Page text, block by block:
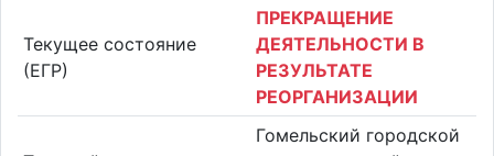
Текущее состояние
(ЕГР)
ПРЕКРАЩЕНИЕ
ДЕЯТЕЛЬНОСТИ В
РЕЗУЛЬТАТЕ
РЕОРГАНИЗАЦИИ
Гомельский городской